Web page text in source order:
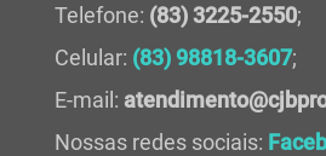
Telefone: (83) 3225-2550;
Celular: (83) 98818-3607;
E-mail:
Nossas redes sociais: